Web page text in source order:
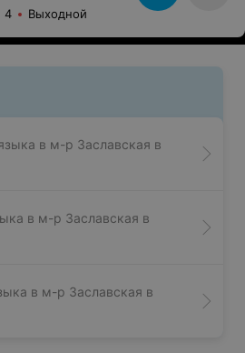
4 Выходной
в м-р Заславская в
в м-р Заславская в
в м-р Заславская в